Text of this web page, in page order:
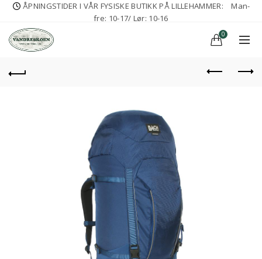
ÅPNINGSTIDER I VÅR FYSISKE BUTIKK PÅ LILLEHAMMER:
Man-
fre: 10-17/ Lør: 10-16
0